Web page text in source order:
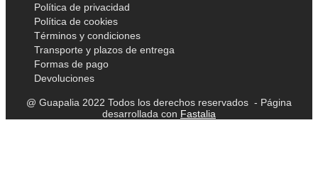
Política de privacidad
Política de cookies
Términos y condiciones
Transporte y plazos de entrega
Formas de pago
Devoluciones
@ Guapalia 2022 Todos los derechos reservados - Página
desarrollada con Fastalia